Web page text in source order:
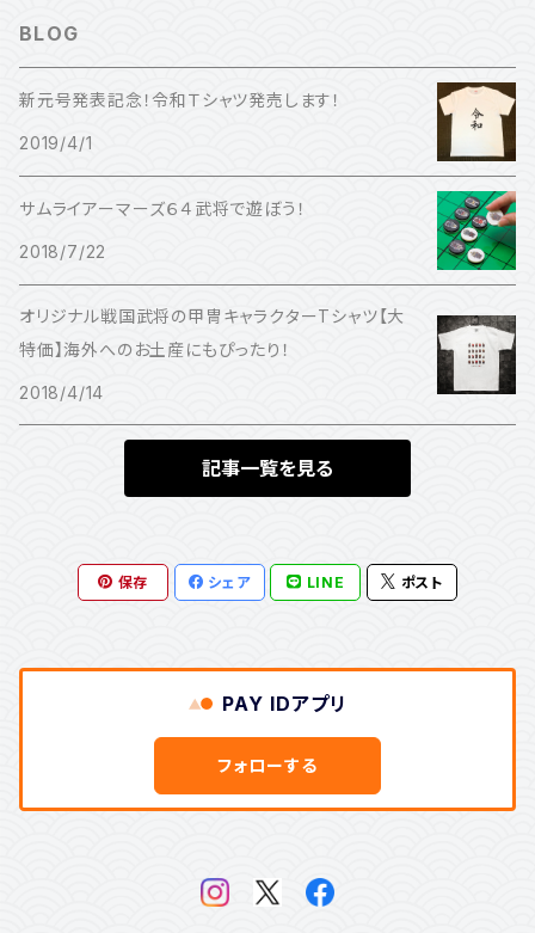
武田信玄
上杉謙信
BLOG
新元号発表記念！令和Ｔシャツ発売します！
2019/4/1
サムライアーマーズ６４武将で遊ぼう！
2018/7/22
オリジナル戦国武将の甲冑キャラクターTシャツ【大
特価】海外へのお土産にもぴったり！
2018/4/14
記事一覧を見る
保存 シェア LINE ポスト
PAY IDアプリ
フォローする